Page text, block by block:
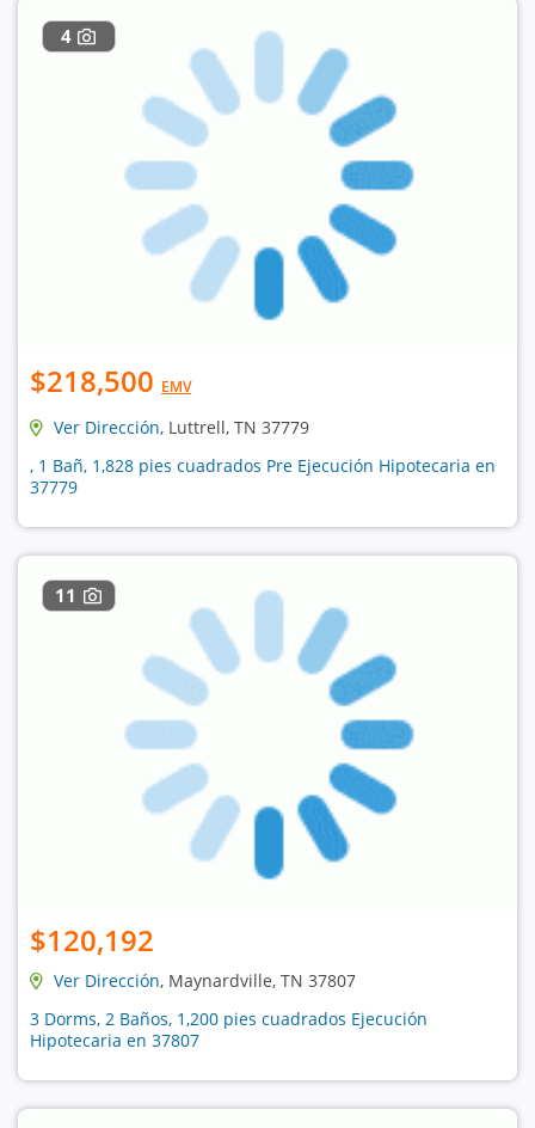
4
$218,500 EMV
Ver Dirección, Luttrell, TN 37779
, 1 Bañ, 1,828 pies cuadrados Pre Ejecución Hipotecaria en
37779
11
$120,192
Ver Dirección, Maynardville, TN 37807
3 Dorms, 2 Baños, 1,200 pies cuadrados Ejecución
Hipotecaria en 37807